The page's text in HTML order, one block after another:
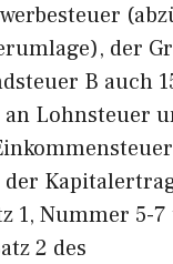
der
B auch
Lohnsteuer
1, Nummer 5-
2 des